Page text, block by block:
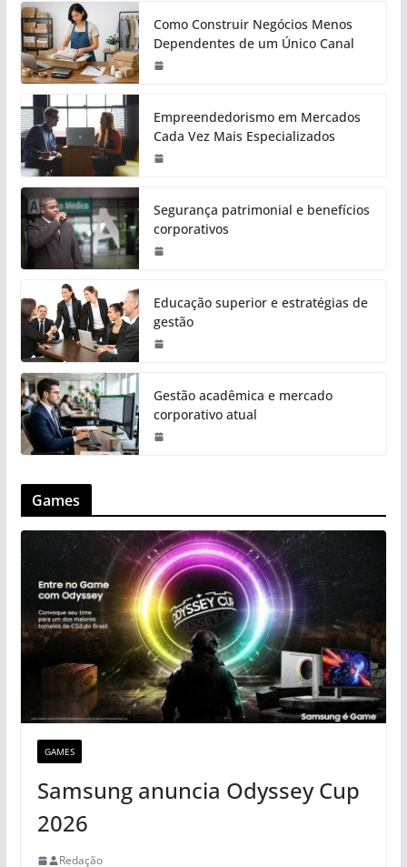
Como Construir Negócios Menos
Dependentes de um Único Canal
Empreendedorismo em Mercados
Cada Vez Mais Especializados
Segurança patrimonial e benefícios
corporativos
Educação superior e estratégias de
gestão
Gestão acadêmica e mercado
corporativo atual
Games
GAMES
Samsung anuncia Odyssey Cup
2026
Redação